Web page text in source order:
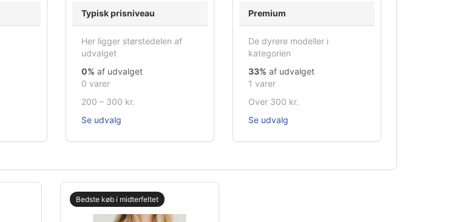
Typisk prisniveau
Her ligger størstedelen af
udvalget
0% af udvalget
0 varer
200 – 300 kr.
Se udvalg
Premium
De dyrere modeller i
kategorien
33% af udvalget
1 varer
Over 300 kr.
Se udvalg
Bedste køb i midterfeltet